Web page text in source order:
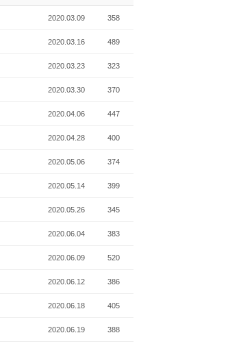
2020.03.09 358
2020.03.16 489
2020.03.23 323
2020.03.30 370
2020.04.06 447
2020.04.28 400
2020.05.06 374
2020.05.14 399
2020.05.26 345
2020.06.04 383
2020.06.09 520
2020.06.12 386
2020.06.18 405
2020.06.19 388